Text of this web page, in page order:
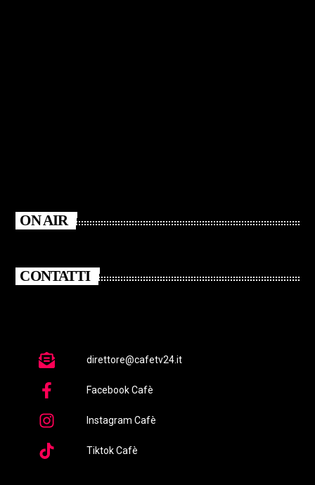
ON AIR
CONTATTI
direttore@cafetv24.it
Facebook Cafè
Instagram Cafè
Tiktok Cafè